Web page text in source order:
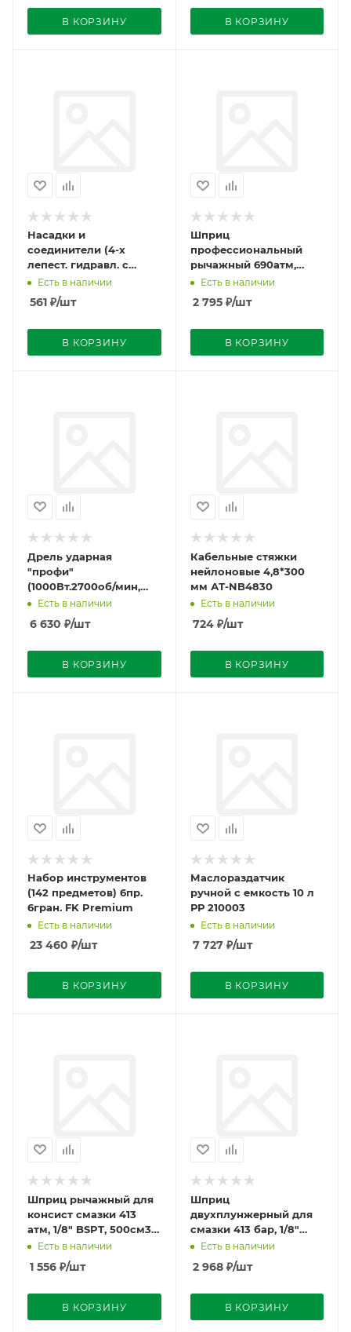
В КОРЗИНУ В КОРЗИНУ
Насадки и
соединители (4-х
лепест. гидравл. с
обратным клапаном
690 бар) РР180006
Есть в наличии
561 ₽/шт
В КОРЗИНУ
Шприц
профессиональный
рычажный 690атм,
500см3, жесткая
трубка с 4-х лепс.
насад, 1/8" BSPT
Есть в наличии
2 795₽/шт
В КОРЗИНУ
Дрель ударная
"профи"
(1000Вт.2700об/мин,
45900уд/мин)
Есть в наличии
6 630 ₽/шт
В КОРЗИНУ
Кабельные стяжки
нейлоновые 4,8*300
мм АТ-NB4830
Есть в наличии
724₽/шт
В КОРЗИНУ
Набор инструментов
(142 предметов) 6пр.
6гран. FK Premium
Есть в наличии
23 460 ₽/шт
В КОРЗИНУ
Маслораздатчик
ручной с емкость 10 л
РР 210003
Есть в наличии
7 727₽/шт
В КОРЗИНУ
Шприц рычажный для
консист смазки 413
атм, 1/8" BSPT, 500см3,
трубка с 4-х лепест.
насадкой РР100110
Есть в наличии
1 556 ₽/шт
В КОРЗИНУ
Шприц
двухплунжерный для
смазки 413 бар, 1/8"
BSPT, жесткая трубка с
4-х лепест. насадкой
РР100102
Есть в наличии
2 968₽/шт
В КОРЗИНУ